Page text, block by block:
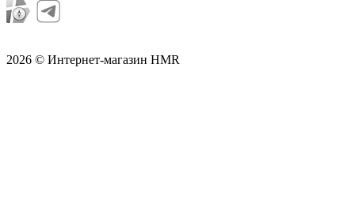
2026 © Интернет-магазин HMR